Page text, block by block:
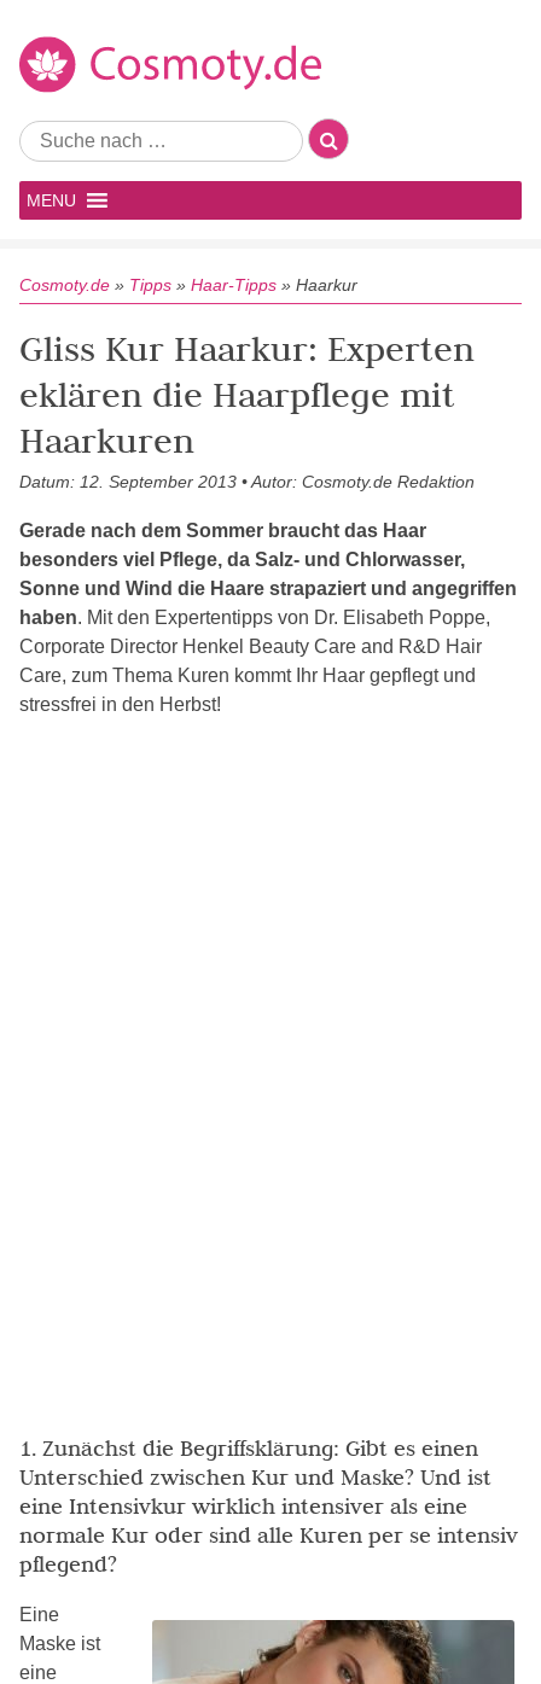
MENU
Cosmoty.de » Tipps » Haar-Tipps » Haarkur
Gliss Kur Haarkur: Experten
eklären die Haarpflege mit
Haarkuren
Datum: 12. September 2013 • Autor: Cosmoty.de Redaktion
Gerade nach dem Sommer braucht das Haar
besonders viel Pflege, da Salz- und Chlorwasser,
Sonne und Wind die Haare strapaziert und angegriffen
haben. Mit den Expertentipps von Dr. Elisabeth Poppe,
Corporate Director Henkel Beauty Care and R&D Hair
Care, zum Thema Kuren kommt Ihr Haar gepflegt und
stressfrei in den Herbst!
1. Zunächst die Begriffsklärung: Gibt es einen
Unterschied zwischen Kur und Maske? Und ist
eine Intensivkur wirklich intensiver als eine
normale Kur oder sind alle Kuren per se intensiv
pflegend?
Eine
Maske ist
eine